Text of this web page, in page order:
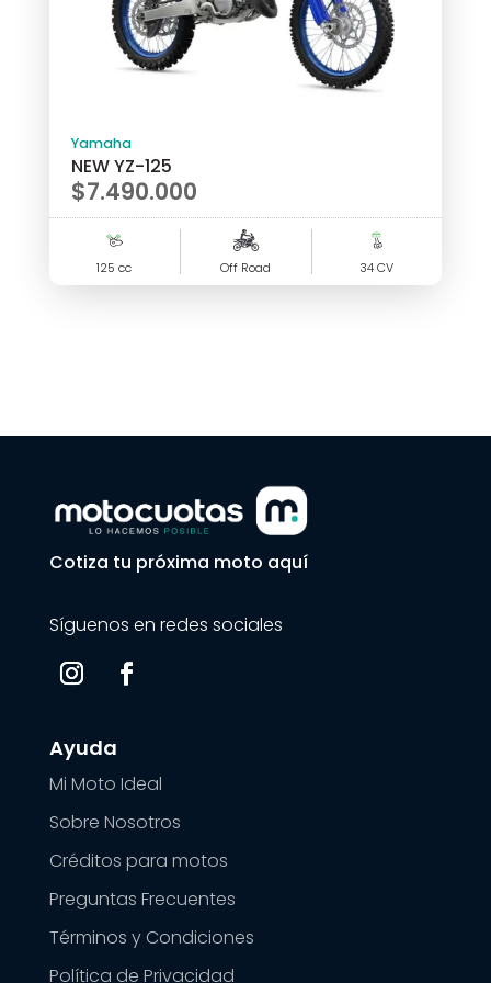
Yamaha
NEW YZ-125
$7.490.000
125 cc Off Road 34 CV
Cotiza tu próxima moto aquí
Síguenos en redes sociales
Ayuda
Mi Moto Ideal
Sobre Nosotros
Créditos para motos
Preguntas Frecuentes
Términos y Condiciones
Política de Privacidad